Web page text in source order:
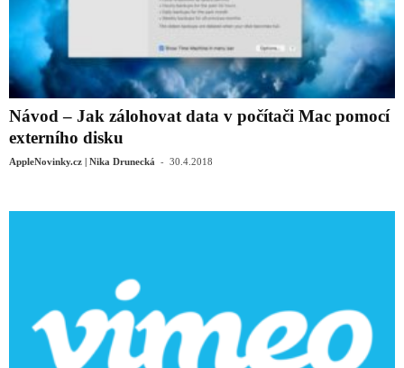
Návod – Jak zálohovat data v počítači Mac pomocí
externího disku
AppleNovinky.cz | Nika Drunecká - 30.4.2018